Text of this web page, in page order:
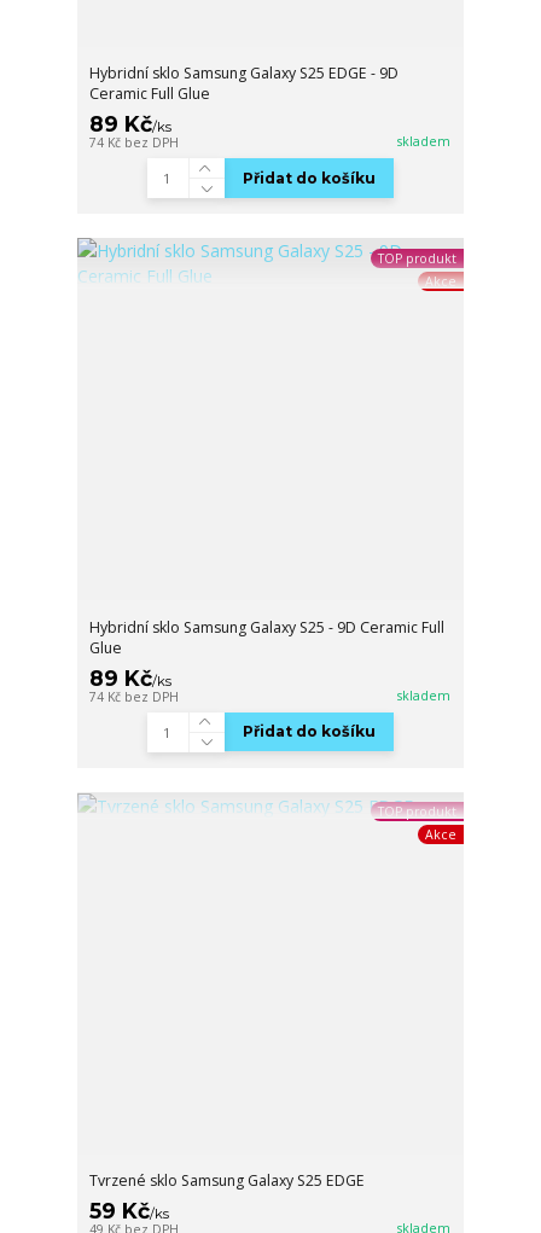
Hybridní sklo Samsung Galaxy S25 EDGE - 9D
Ceramic Full Glue
89 Kč/ks
74 Kč bez DPH skladem
Přidat do košíku
TOP produkt
Akce
Hybridní sklo Samsung Galaxy S25 - 9D Ceramic Full
Glue
89 Kč/ks
74 Kč bez DPH skladem
Přidat do košíku
TOP produkt
Akce
Tvrzené sklo Samsung Galaxy S25 EDGE
59 Kč/ks
49 Kč bez DPH skladem